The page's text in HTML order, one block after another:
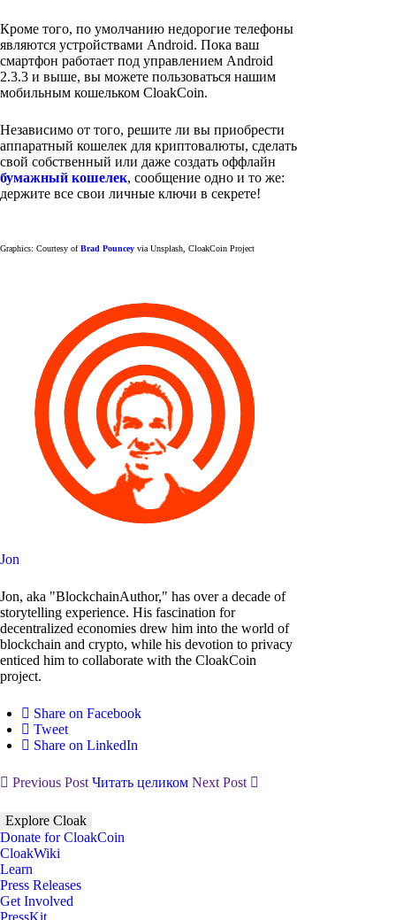
Кроме того, по умолчанию недорогие телефоны
являются устройствами Android. Пока ваш
смартфон работает под управлением Android
2.3.3 и выше, вы можете пользоваться нашим
мобильным кошельком CloakCoin.
Независимо от того, решите ли вы приобрести
аппаратный кошелек для криптовалюты, сделать
свой собственный или даже создать оффлайн
бумажный кошелек, сообщение одно и то же:
держите все свои личные ключи в секрете!
Graphics: Courtesy ofBrad Pouncey via Unsplash, CloakCoin Project
Jon
Jon, aka "BlockchainAuthor," has over a decade of
storytelling experience. His fascination for
decentralized economies drew him into the world of
blockchain and crypto, while his devotion to privacy
enticed him to collaborate with the CloakCoin
project.
Share on Facebook
Tweet
Share on LinkedIn
Previous Post Читать целиком Next Post
Explore Cloak
Donate for CloakCoin
CloakWiki
Learn
Press Releases
Get Involved
PressKit